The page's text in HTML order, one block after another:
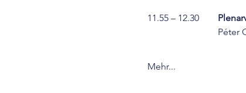
11.55 – 12.30
Mehr...